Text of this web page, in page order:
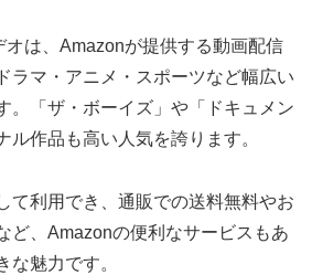
は、Amazonが提供する動画配信
ラマ・アニメ・スポーツなど幅広い
。「ザ・ボーイズ」や「ドキュメン
ル作品も高い人気を誇ります。
て利用でき、通販での送料無料やお
ど、Amazonの便利なサービスもあ
な魅力です。